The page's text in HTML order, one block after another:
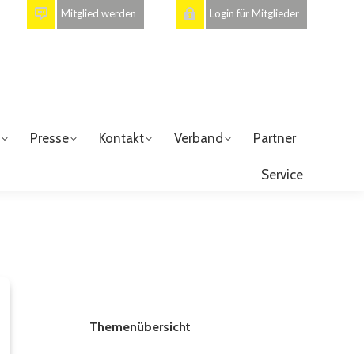
Mitglied werden Login für Mitglieder
Presse Kontakt Verband Partner
Service
Themenübersicht